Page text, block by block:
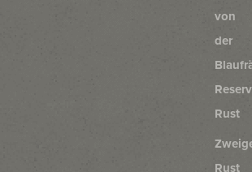
von
der
Rust
Rust